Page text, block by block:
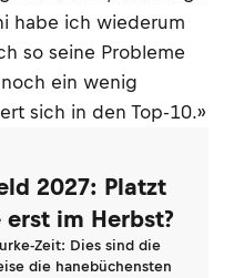
habe ich wiederum
so seine Probleme
ein wenig
sich in den Top-10.»
2027: Platzt
im Herbst?
Zeit: Dies sind die
die hanebüchensten